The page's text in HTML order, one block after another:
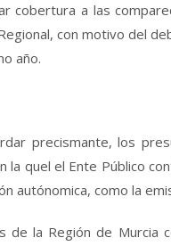
cobertura a las
con motivo del
año.
precismante, los
la quel el Ente Público
autónomica, como la
de la Región de Murcia